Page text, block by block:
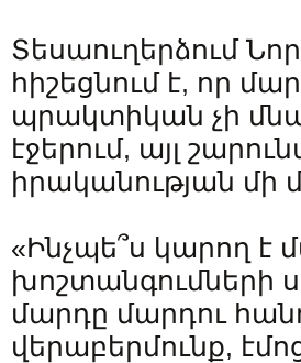
Տեսաուղերձում
հիշեցնում է, որ
պրակտիկան չի
էջերում, այլ
իրականության մի
«Ինչպե՞ս կարող է
խոշտանգումների
մարդը մարդու
վերաբերմունք,